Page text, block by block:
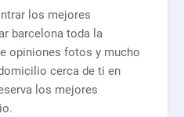
los mejores
barcelona toda la
opiniones fotos y mucho
cerca de ti en
los mejores